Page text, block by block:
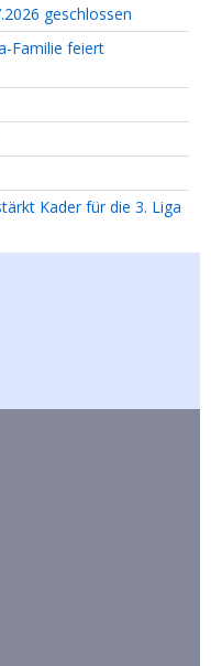
geschlossen
Familie feiert
Kader für die 3. Liga